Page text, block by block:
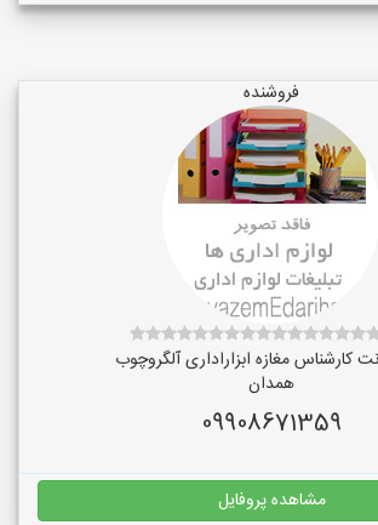
فروشنده
کارشناس مغازه ابزاراداری آلگروچوب
همدان
09908671359
مشاهده پروفایل